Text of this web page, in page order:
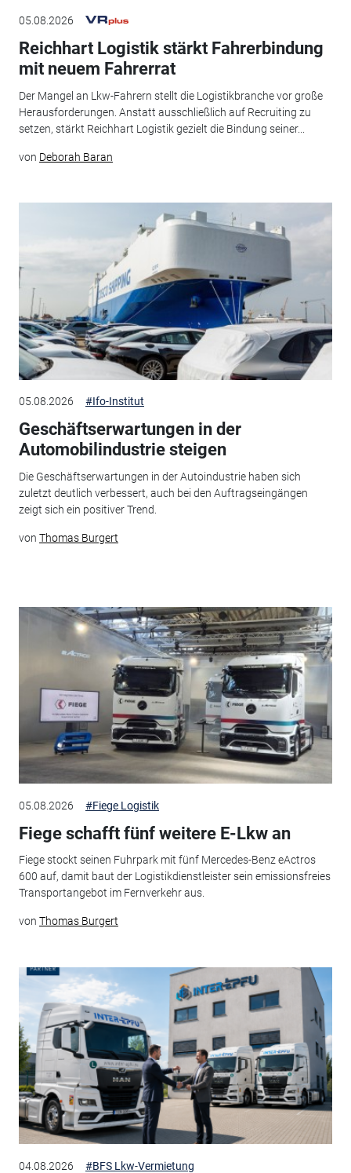
05.08.2026
Reichhart Logistik stärkt Fahrerbindung
mit neuem Fahrerrat
Der Mangel an Lkw-Fahrern stellt die Logistikbranche vor große
Herausforderungen. Anstatt ausschließlich auf Recruiting zu
setzen, stärkt Reichhart Logistik gezielt die Bindung seiner...
von Deborah Baran
05.08.2026 #Ifo-Institut
Geschäftserwartungen in der
Automobilindustrie steigen
Die Geschäftserwartungen in der Autoindustrie haben sich
zuletzt deutlich verbessert, auch bei den Auftragseingängen
zeigt sich ein positiver Trend.
von Thomas Burgert
05.08.2026 #Fiege Logistik
Fiege schafft fünf weitere E-Lkw an
Fiege stockt seinen Fuhrpark mit fünf Mercedes-Benz eActros
600 auf, damit baut der Logistikdienstleister sein emissionsfreies
Transportangebot im Fernverkehr aus.
von Thomas Burgert
04.08.2026 #BFS Lkw-Vermietung